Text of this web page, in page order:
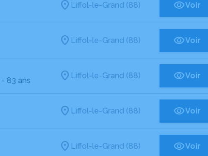
Liffol-le-Grand (88) Voir
Liffol-le-Grand (88) Voir
- 83 ans
Liffol-le-Grand (88) Voir
Liffol-le-Grand (88) Voir
Liffol-le-Grand (88) Voir